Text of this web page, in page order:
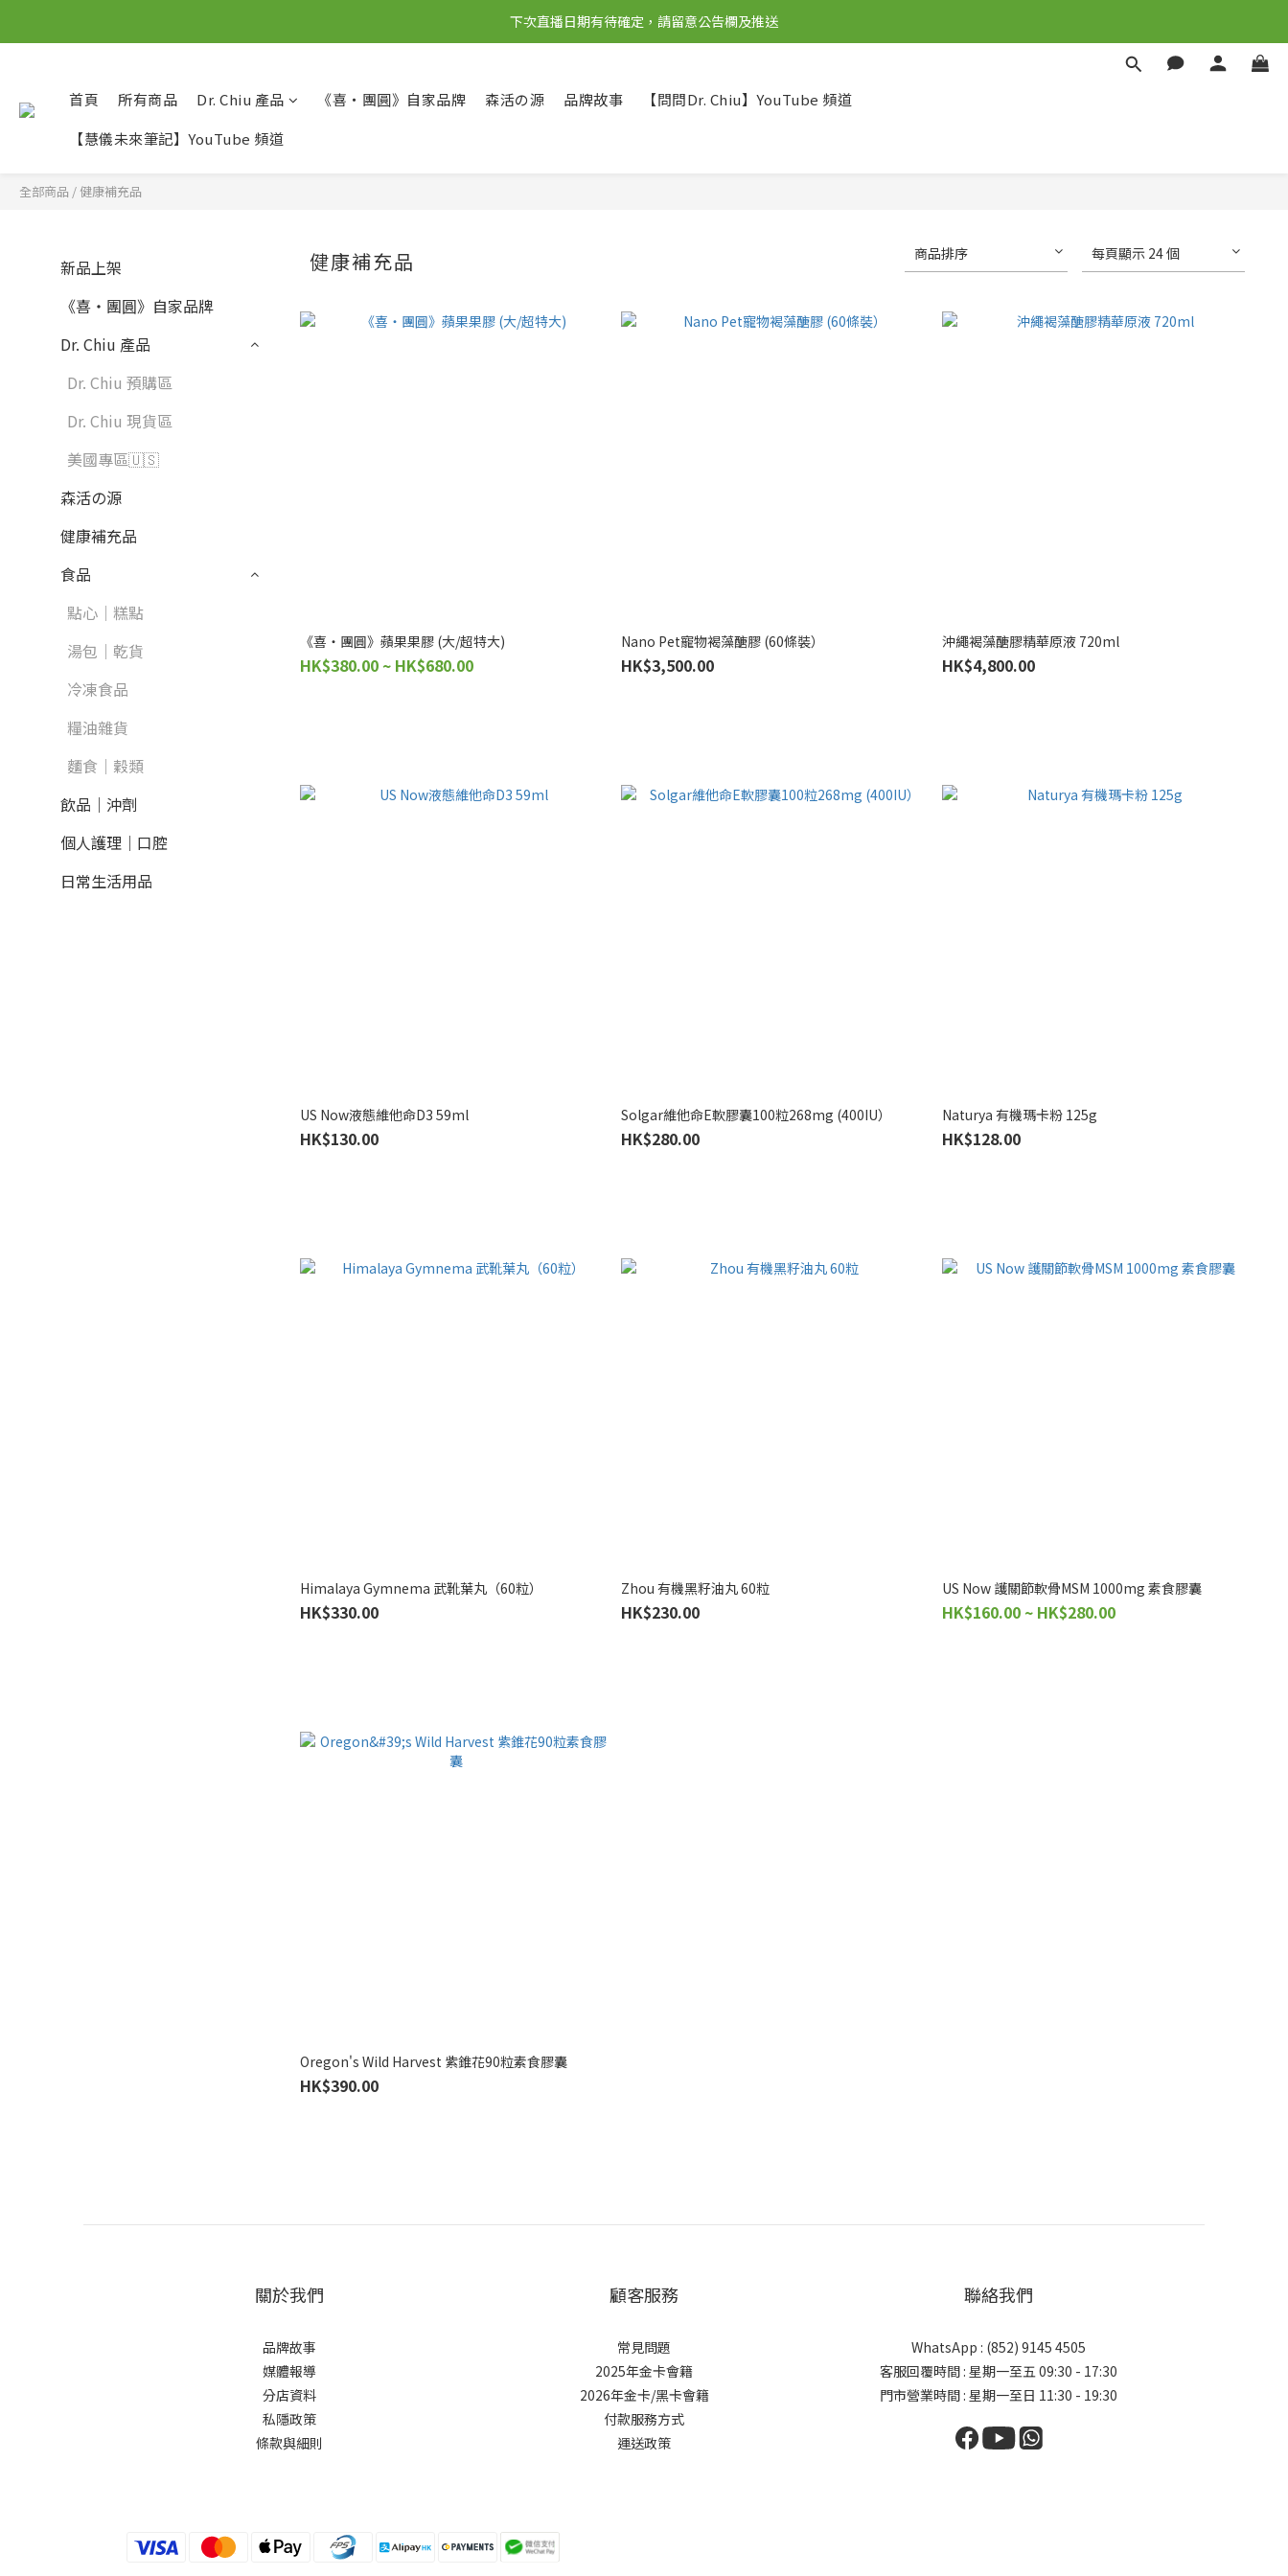
下次直播日期有待確定，請留意公告欄及推送
首頁 所有商品 Dr. Chiu 產品 《喜‧團圓》自家品牌 森活の源 品牌故事
【問問Dr. Chiu】YouTube 頻道
【慧儀未來筆記】YouTube 頻道
全部商品 /健康補充品
新品上架
《喜‧團圓》自家品牌
Dr. Chiu 產品
Dr. Chiu 預購區
Dr. Chiu 現貨區
美國專區🇺🇸
森活の源
健康補充品
食品
點心｜糕點
湯包｜乾貨
冷凍食品
糧油雜貨
麵食｜穀類
飲品｜沖劑
個人護理｜口腔
日常生活用品
健康補充品 商品排序 每頁顯示 24 個
《喜‧團圓》蘋果果膠 (大/超特大)
HK$380.00 ~ HK$680.00
Nano Pet寵物褐藻醣膠 (60條裝）
HK$3,500.00
沖繩褐藻醣膠精華原液 720ml
HK$4,800.00
US Now液態維他命D3 59ml
HK$130.00
Solgar維他命E軟膠囊100粒268mg (400IU）
HK$280.00
Naturya 有機瑪卡粉 125g
HK$128.00
Himalaya Gymnema 武靴葉丸（60粒）
HK$330.00
Zhou 有機黑籽油丸 60粒
HK$230.00
US Now 護關節軟骨MSM 1000mg 素食膠囊
HK$160.00 ~ HK$280.00
Oregon's Wild Harvest 紫錐花90粒素食膠囊
HK$390.00
關於我們
品牌故事
媒體報導
分店資料
私隱政策
條款與細則
顧客服務
常見問題
2025年金卡會籍
2026年金卡/黑卡會籍
付款服務方式
運送政策
聯絡我們
WhatsApp : (852) 9145 4505
客服回覆時間 : 星期一至五 09:30 - 17:30
門市營業時間 : 星期一至日 11:30 - 19:30